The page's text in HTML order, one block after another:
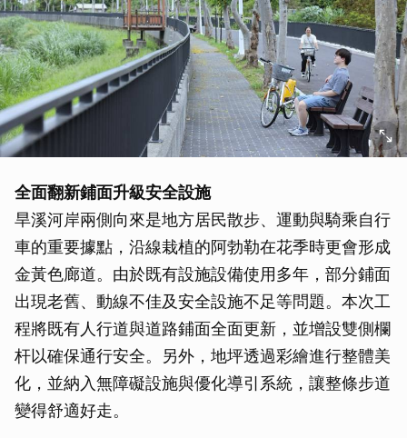
全面翻新鋪面升級安全設施
旱溪河岸兩側向來是地方居民散步、運動與騎乘自行
車的重要據點，沿線栽植的阿勃勒在花季時更會形成
金黃色廊道。由於既有設施設備使用多年，部分鋪面
出現老舊、動線不佳及安全設施不足等問題。本次工
程將既有人行道與道路鋪面全面更新，並增設雙側欄
杆以確保通行安全。另外，地坪透過彩繪進行整體美
化，並納入無障礙設施與優化導引系統，讓整條步道
變得舒適好走。